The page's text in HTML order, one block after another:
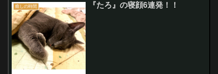
癒しの時間 『たろ』の寝顔6連発！！